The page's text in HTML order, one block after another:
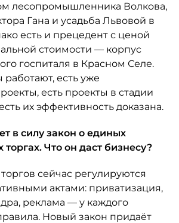
лесопромышленника Волкова,
Гана и усадьба Львовой в
есть и прецедент с ценой
стоимости — корпус
госпиталя в Красном Селе.
есть уже
есть проекты в стадии
их эффективность доказана.
в силу закон о единых
Что он даст бизнесу?
сейчас регулируются
актами: приватизация,
реклама — у каждого
Новый закон придаёт